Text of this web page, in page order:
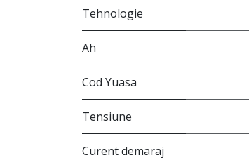
Tehnologie
Ah
Cod Yuasa
Tensiune
Curent demaraj